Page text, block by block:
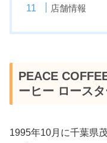
店舗情報
PEACE
ーヒー ロース
1995年10月に千葉県